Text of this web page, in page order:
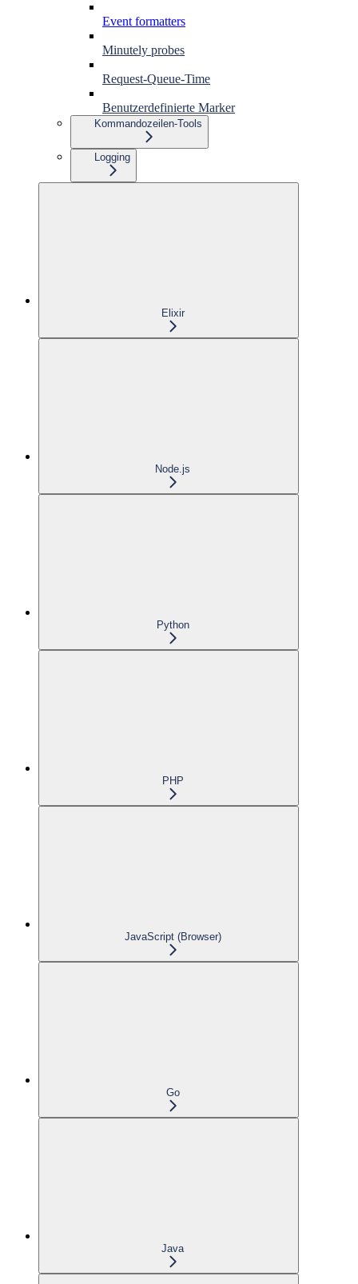
Event formatters
Minutely probes
Request-Queue-Time
Benutzerdefinierte Marker
Kommandozeilen-Tools
Logging
Elixir
Node.js
Python
PHP
JavaScript (Browser)
Go
Java